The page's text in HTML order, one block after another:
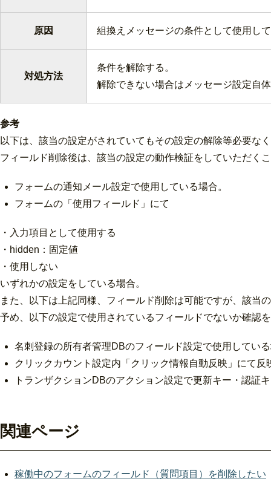
原因 組換えメッセージの条件として使用し
対処方法
条件を解除する。
解除できない場合はメッセージ設定自
参考
以下は、該当の設定がされていてもその設定の解除等必要な
フィールド削除後は、該当の設定の動作検証をしていただく
フォームの通知メール設定で使用している場合。
フォームの「使用フィールド」にて
・入力項目として使用する
・hidden：固定値
・使用しない
いずれかの設定をしている場合。
また、以下は上記同様、フィールド削除は可能ですが、該当
予め、以下の設定で使用されているフィールドでないか確認
名刺登録の所有者管理DBのフィールド設定で使用してい
クリックカウント設定内「クリック情報自動反映」にて
トランザクションDBのアクション設定で更新キー・認証
関連ページ
稼働中のフォームのフィールド（質問項目）を削除したい